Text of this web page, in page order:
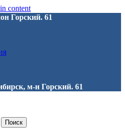
content
Горский. 61
м-н Горский. 61
Поиск